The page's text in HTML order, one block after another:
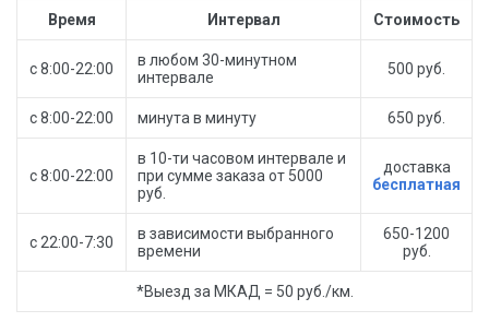
Время Интервал Стоимость
с 8:00-22:00
в любом 30-минутном
интервале
500 руб.
с 8:00-22:00 минута в минуту 650 руб.
с 8:00-22:00
в 10-ти часовом интервале и
при сумме заказа от 5000
руб.
доставка
бесплатная
с 22:00-7:30
в зависимости выбранного
времени
650-1200
руб.
*Выезд за МКАД = 50 руб./км.